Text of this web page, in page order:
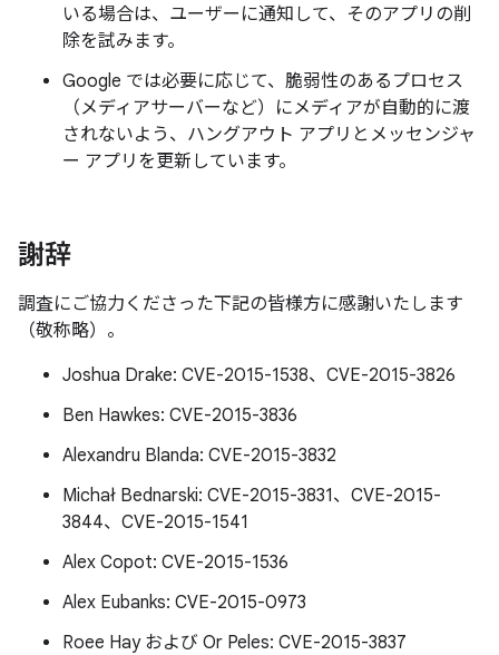
いる場合は、ユーザーに通知して、そのアプリの削
除を試みます。
Google では必要に応じて、脆弱性のあるプロセス
（メディアサーバーなど）にメディアが自動的に渡
されないよう、ハングアウト アプリとメッセンジャ
ー アプリを更新しています。
謝辞
調査にご協力くださった下記の皆様方に感謝いたします
（敬称略）。
Joshua Drake: CVE-2015-1538、CVE-2015-3826
Ben Hawkes: CVE-2015-3836
Alexandru Blanda: CVE-2015-3832
Michał Bednarski: CVE-2015-3831、CVE-2015-
3844、CVE-2015-1541
Alex Copot: CVE-2015-1536
Alex Eubanks: CVE-2015-0973
Roee Hay および Or Peles: CVE-2015-3837